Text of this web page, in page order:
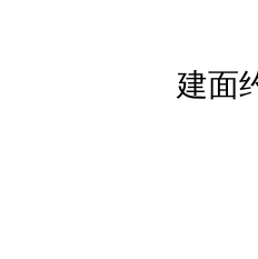
建面